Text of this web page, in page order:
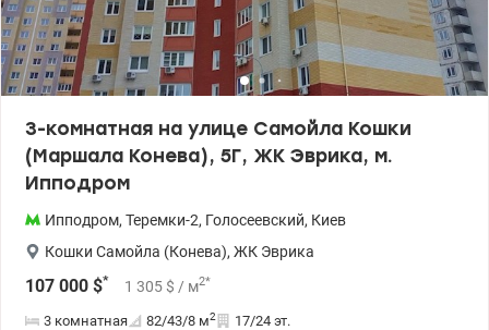
3-комнатная на улице Самойла Кошки
(Маршала Конева), 5Г, ЖК Эврика, м.
Ипподром
Ипподром, Теремки-2, Голосеевский, Киев
Кошки Самойла (Конева), ЖК Эврика
107 000 $* 1 305 $ / м2*
3 комнатная 82/43/8 м2 17/24 эт.